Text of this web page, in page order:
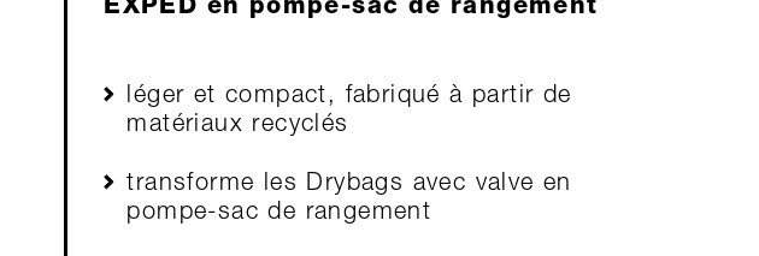
EXPED en pompe-sac de rangement
léger et compact, fabriqué à partir de
matériaux recyclés
transforme les Drybags avec valve en
pompe-sac de rangement